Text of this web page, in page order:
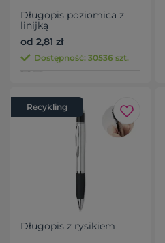
Długopis poziomica z
linijką
od 2,81 zł
Dostępność: 30536 szt.
Recykling
Długopis z rysikiem